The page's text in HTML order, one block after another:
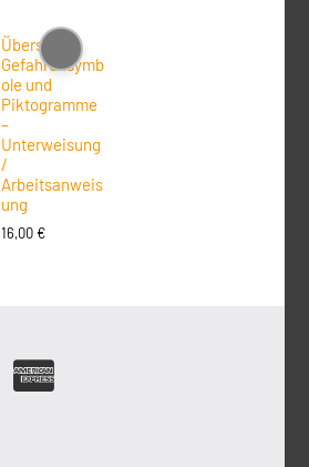
Übersicht
Gefahrensymb
ole und
Piktogramme
–
Unterweisung
/
Arbeitsanweis
ung
16,00 €